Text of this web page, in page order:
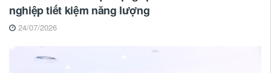
nghiệp tiết kiệm năng lượng
24/07/2026